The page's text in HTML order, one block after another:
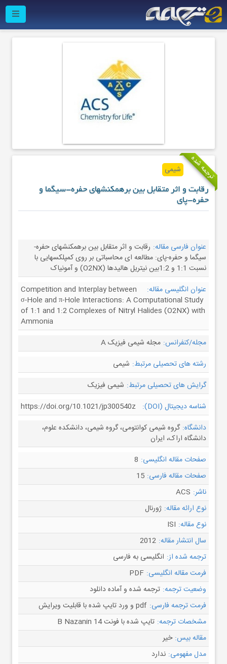
ترجمه شده شیمی
رقابت و اثر متقابل بین برهمکنشهای حفره-سیگما و
حفره-پای
عنوان فارسی مقاله: رقابت و اثر متقابل بین برهمکنشهای حفره-
سیگما و حفره-پای: مطالعه ای محاسباتی بر روی کمپلکسهایی با
نسبت 1:1 و 1:2بین نیتریل هالیدها (O2NX) و آمونیاک
عنوان انگلیسی مقاله:
Competition and Interplay between
σ-Hole and π-Hole Interactions: A Computational Study
of 1:1 and 1:2 Complexes of Nitryl Halides (O2NX) with
Ammonia
مجله/کنفرانس: مجله شیمی فیزیک A
رشته های تحصیلی مرتبط: شیمی
گرایش های تحصیلی مرتبط: شیمی فیزیک
شناسه دیجیتال (DOI):
https://doi.org/10.1021/jp300540z
دانشگاه: گروه شیمی کوانتومی، گروه شیمی، دانشکده علوم،
دانشگاه اراک، ایران
صفحات مقاله انگلیسی: 8
صفحات مقاله فارسی: 15
ناشر: ACS
نوع ارائه مقاله: ژورنال
نوع مقاله: ISI
سال انتشار مقاله: 2012
ترجمه شده از: انگلیسی به فارسی
فرمت مقاله انگلیسی: PDF
وضعیت ترجمه: ترجمه شده و آماده دانلود
فرمت ترجمه فارسی: pdf و ورد تایپ شده با قابلیت ویرایش
مشخصات ترجمه: تایپ شده با فونت B Nazanin 14
مقاله بیس: خیر
مدل مفهومی: ندارد